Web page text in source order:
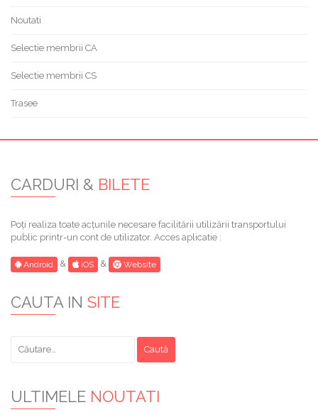
Noutati
Selectie membrii CA
Selectie membrii CS
Trasee
CARDURI & BILETE
Poți realiza toate acțunile necesare facilitării utilizării transportului
public printr-un cont de utilizator. Acces aplicatie :
Android & iOS & Website
CAUTA IN SITE
după:
ULTIMELE NOUTATI